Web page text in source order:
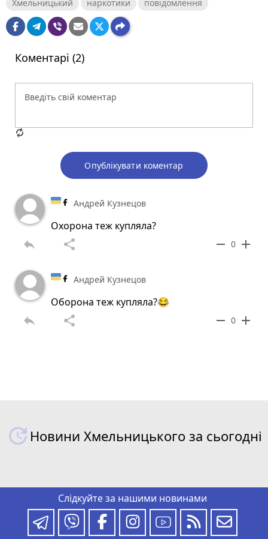
Хмельницький наркотики повідомлення
Коментарі (2)
Опублікувати коментар
Андрей Кузнецов
Охорона теж купляла?
reply share remove 0 add
Андрей Кузнецов
Оборона теж купляла?😂
reply share remove 0 add
Новини Хмельницького за сьогодні
Слідкуйте за нашими новинами